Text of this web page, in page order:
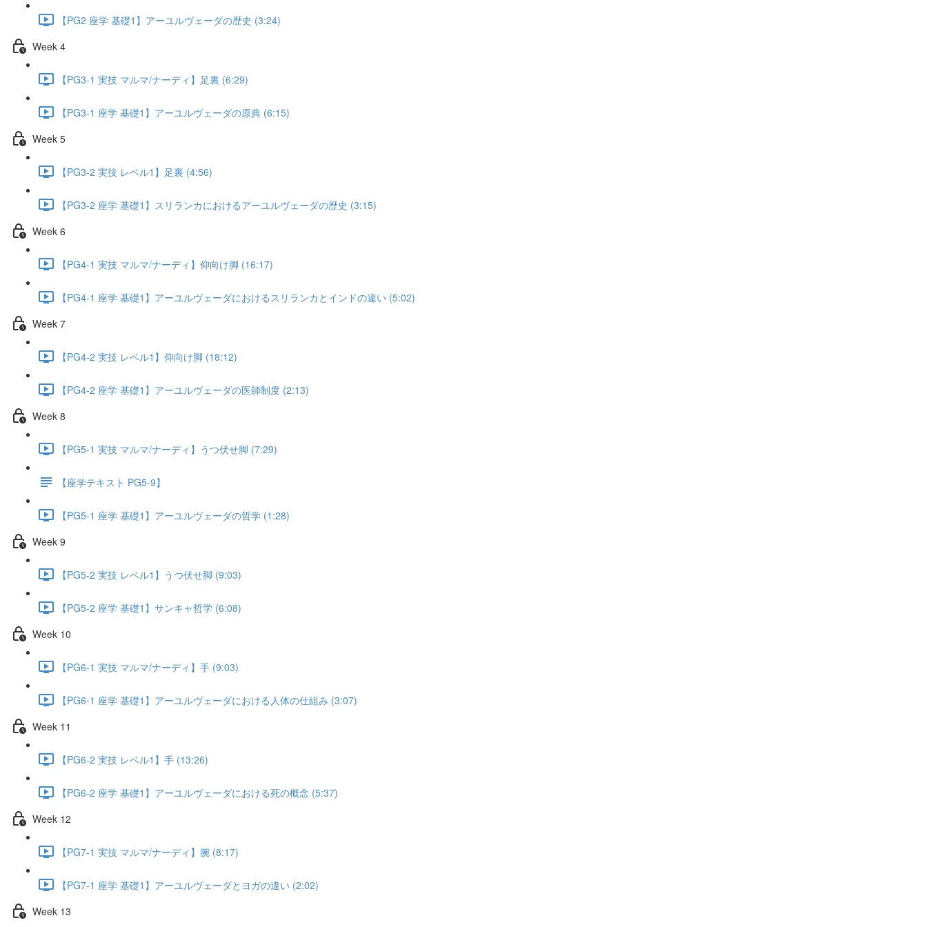
【PG2 座学 基礎1】アーユルヴェーダの歴史 (3:24)
Week 4
【PG3-1 実技 マルマ/ナーディ】足裏 (6:29)
【PG3-1 座学 基礎1】アーユルヴェーダの原典 (6:15)
Week 5
【PG3-2 実技 レベル1】足裏 (4:56)
【PG3-2 座学 基礎1】スリランカにおけるアーユルヴェーダの歴史 (3:15)
Week 6
【PG4-1 実技 マルマ/ナーディ】仰向け脚 (16:17)
【PG4-1 座学 基礎1】アーユルヴェーダにおけるスリランカとインドの違い (5:02)
Week 7
【PG4-2 実技 レベル1】仰向け脚 (18:12)
【PG4-2 座学 基礎1】アーユルヴェーダの医師制度 (2:13)
Week 8
【PG5-1 実技 マルマ/ナーディ】うつ伏せ脚 (7:29)
【座学テキスト PG5-9】
【PG5-1 座学 基礎1】アーユルヴェーダの哲学 (1:28)
Week 9
【PG5-2 実技 レベル1】うつ伏せ脚 (9:03)
【PG5-2 座学 基礎1】サンキャ哲学 (6:08)
Week 10
【PG6-1 実技 マルマ/ナーディ】手 (9:03)
【PG6-1 座学 基礎1】アーユルヴェーダにおける人体の仕組み (3:07)
Week 11
【PG6-2 実技 レベル1】手 (13:26)
【PG6-2 座学 基礎1】アーユルヴェーダにおける死の概念 (5:37)
Week 12
【PG7-1 実技 マルマ/ナーディ】腕 (8:17)
【PG7-1 座学 基礎1】アーユルヴェーダとヨガの違い (2:02)
Week 13